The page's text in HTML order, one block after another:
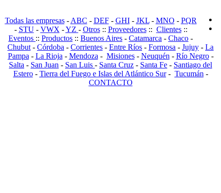
Todas las empresas- ABC - DEF- GHI- JKL- MNO - PQR
- STU- VWX -YZ - Otros:: Proveedores:: Clientes::
Eventos :: Productos :: Buenos Aires - Catamarca - Chaco -
Chubut - Córdoba - Corrientes - Entre Ríos - Formosa - Jujuy - La
Pampa - La Rioja - Mendoza - Misiones- Neuquén - Río Negro-
Salta - San Juan - San Luis - Santa Cruz - Santa Fe - Santiago del
Estero- Tierra del Fuego e Islas del Atlántico Sur- Tucumán -
CONTACTO